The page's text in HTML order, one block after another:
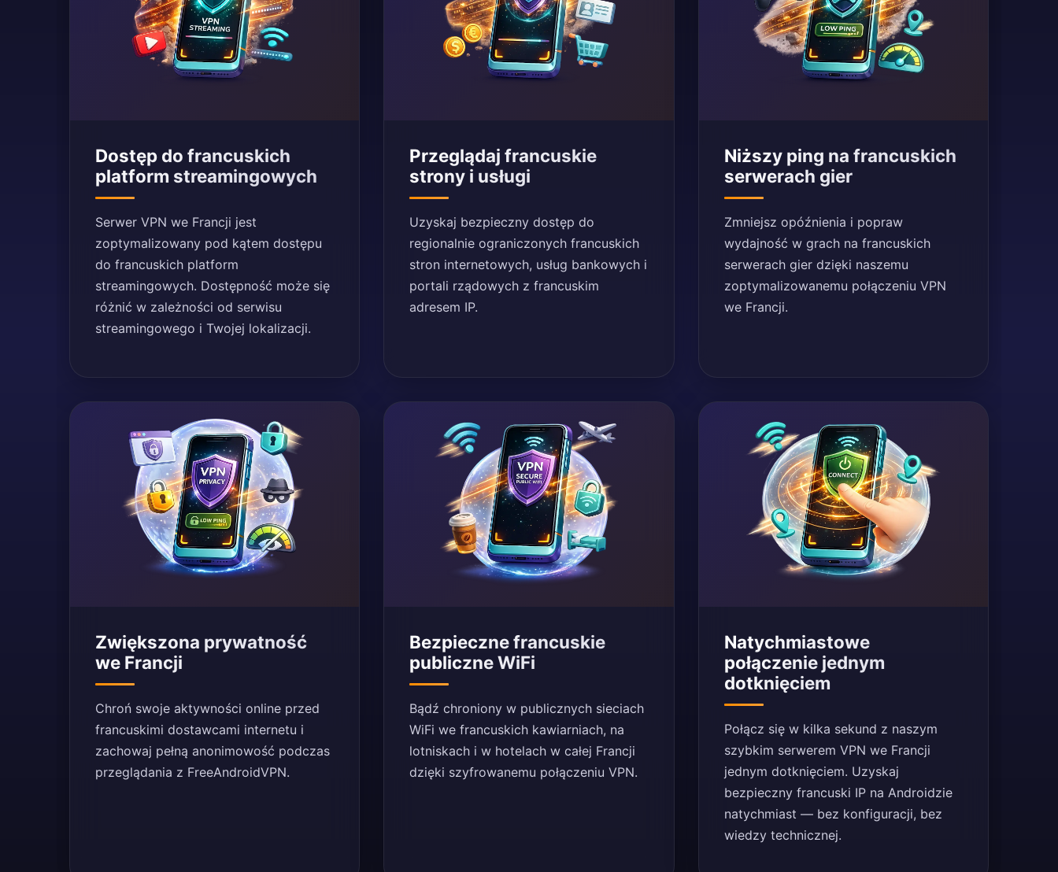
Dostęp do francuskich
platform streamingowych
Serwer VPN we Francji jest
zoptymalizowany pod kątem dostępu
do francuskich platform
streamingowych. Dostępność może się
różnić w zależności od serwisu
streamingowego i Twojej lokalizacji.
Przeglądaj francuskie
strony i usługi
Uzyskaj bezpieczny dostęp do
regionalnie ograniczonych francuskich
stron internetowych, usług bankowych i
portali rządowych z francuskim
adresem IP.
Niższy ping na francuskich
serwerach gier
Zmniejsz opóźnienia i popraw
wydajność w grach na francuskich
serwerach gier dzięki naszemu
zoptymalizowanemu połączeniu VPN
we Francji.
Zwiększona prywatność
we Francji
Chroń swoje aktywności online przed
francuskimi dostawcami internetu i
zachowaj pełną anonimowość podczas
przeglądania z FreeAndroidVPN.
Bezpieczne francuskie
publiczne WiFi
Bądź chroniony w publicznych sieciach
WiFi we francuskich kawiarniach, na
lotniskach i w hotelach w całej Francji
dzięki szyfrowanemu połączeniu VPN.
Natychmiastowe
połączenie jednym
dotknięciem
Połącz się w kilka sekund z naszym
szybkim serwerem VPN we Francji
jednym dotknięciem. Uzyskaj
bezpieczny francuski IP na Androidzie
natychmiast — bez konfiguracji, bez
wiedzy technicznej.